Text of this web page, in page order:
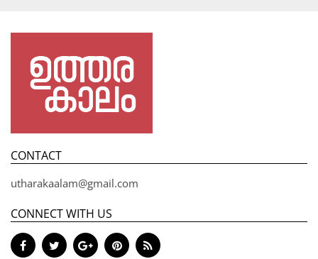
CONTACT
utharakaalam@gmail.com
CONNECT WITH US